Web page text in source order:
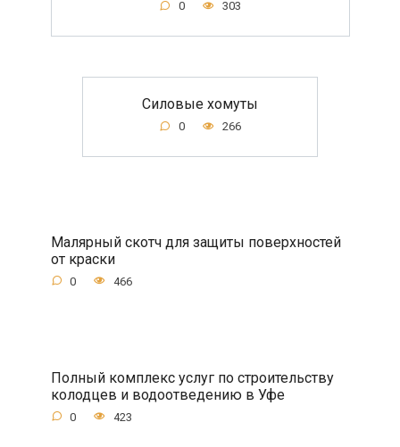
0 303
Силовые хомуты
0 266
Малярный скотч для защиты поверхностей
от краски
0 466
Полный комплекс услуг по строительству
колодцев и водоотведению в Уфе
0 423